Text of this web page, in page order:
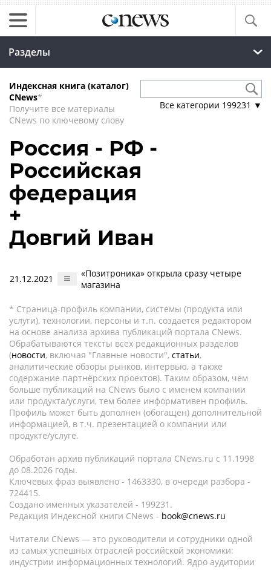
Разделы
Индексная книга (каталог)
CNews*
Получите все материалы
CNews по ключевому слову
Все категории 199231 ▼
Россия - РФ -
Российская
федерация
+
Довгий Иван
21.12.2021
«Позитроника» открыла сразу четыре
магазина
* Страница-профиль компании, системы (продукта или
услуги), технологии, персоны и т.п. создается редактором
на основе анализа архива публикаций портала CNews.
Обрабатываются тексты всех редакционных разделов
(новости, включая "Главные новости", статьи,
аналитические обзоры рынков, интервью, а также
содержание партнёрских проектов). Таким образом, чем
больше публикаций на CNews было с именем компании
или продукта/услуги, тем более информативен профиль.
Профиль может быть дополнен (обогащен) дополнительной
информацией, в т.ч. презентацией о компании или
продукте/услуге.
Обработан архив публикаций портала CNews.ru c 11.1998
до 08.2026 годы.
Ключевых фраз выявлено - 1463330, в очереди разбора -
724415.
Создано именных указателей - 199231.
Редакция Индексной книги CNews - book@cnews.ru
Читатели CNews — это руководители и сотрудники одной
из самых успешных отраслей российской экономики:
индустрии информационных технологий. Ядро аудитории